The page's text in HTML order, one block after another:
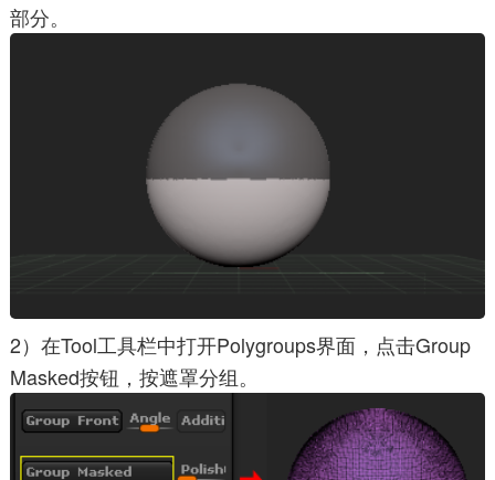
部分。
2）在Tool工具栏中打开Polygroups界面，点击Group
Masked按钮，按遮罩分组。